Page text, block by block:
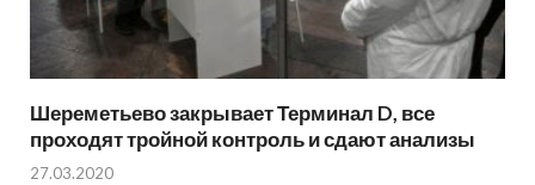
Шереметьево закрывает Терминал D, все
проходят тройной контроль и сдают анализы
27.03.2020